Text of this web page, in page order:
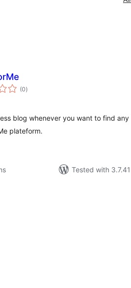
(0total
ratings
)
blog whenever you want to find
plateform.
Tested with 3.7.41